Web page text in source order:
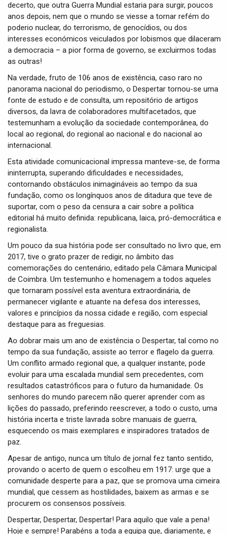
decerto, que outra Guerra Mundial estaria para surgir, poucos
anos depois, nem que o mundo se viesse a tornar refém do
poderio nuclear, do terrorismo, de genocídios, ou dos
interesses económicos veiculados por lobismos que dilaceram
a democracia – a pior forma de governo, se excluirmos todas
as outras!
Na verdade, fruto de 106 anos de existência, caso raro no
panorama nacional do periodismo, o Despertar tornou-se uma
fonte de estudo e de consulta, um repositório de artigos
diversos, da lavra de colaboradores multifacetados, que
testemunham a evolução da sociedade contemporânea, do
local ao regional, do regional ao nacional e do nacional ao
internacional.
Esta atividade comunicacional impressa manteve-se, de forma
ininterrupta, superando dificuldades e necessidades,
contornando obstáculos inimagináveis ao tempo da sua
fundação, como os longínquos anos de ditadura que teve de
suportar, com o peso da censura a cair sobre a política
editorial há muito definida: republicana, laica, pró-democrática e
regionalista.
Um pouco da sua história pode ser consultado no livro que, em
2017, tive o grato prazer de redigir, no âmbito das
comemorações do centenário, editado pela Câmara Municipal
de Coimbra. Um testemunho e homenagem a todos aqueles
que tornaram possível esta aventura extraordinária, de
permanecer vigilante e atuante na defesa dos interesses,
valores e princípios da nossa cidade e região, com especial
destaque para as freguesias.
Ao dobrar mais um ano de existência o Despertar, tal como no
tempo da sua fundação, assiste ao terror e flagelo da guerra.
Um conflito armado regional que, a qualquer instante, pode
evoluir para uma escalada mundial sem precedentes, com
resultados catastróficos para o futuro da humanidade. Os
senhores do mundo parecem não querer aprender com as
lições do passado, preferindo reescrever, a todo o custo, uma
história incerta e triste lavrada sobre manuais de guerra,
esquecendo os mais exemplares e inspiradores tratados de
paz.
Apesar de antigo, nunca um título de jornal fez tanto sentido,
provando o acerto de quem o escolheu em 1917: urge que a
comunidade desperte para a paz, que se promova uma cimeira
mundial, que cessem as hostilidades, baixem as armas e se
procurem os consensos possíveis.
Despertar, Despertar, Despertar! Para aquilo que vale a pena!
Hoje e sempre! Parabéns a toda a equipa que, diariamente, e